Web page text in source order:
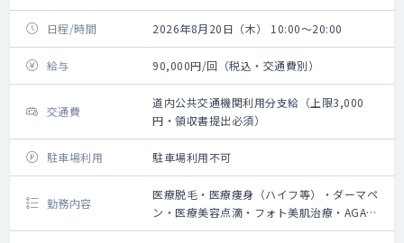
日程/時間 2026年8月20日（木） 10:00～20:00
給与 90,000円/回（税込・交通費別）
交通費
道内公共交通機関利用分支給（上限3,000
円・領収書提出必須）
駐車場利用 駐車場利用不可
勤務内容
医療脱毛・医療痩身（ハイフ等）・ダーマペ
ン・医療美容点滴・フォト美肌治療・AGA治
療の問診業務、施術によるやけど等の診察